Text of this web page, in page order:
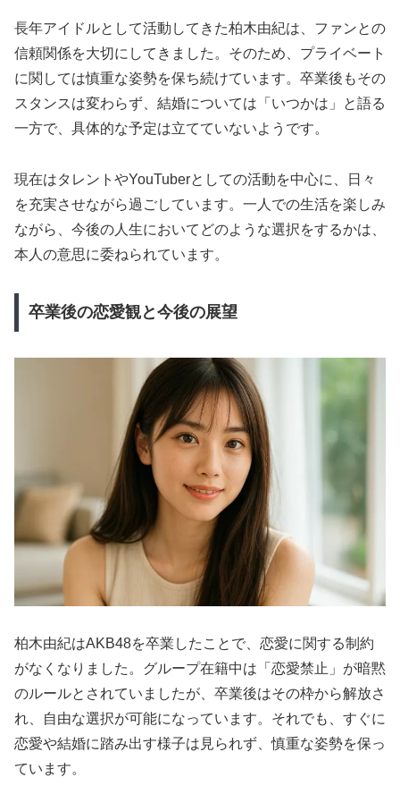
長年アイドルとして活動してきた柏木由紀は、ファンとの
信頼関係を大切にしてきました。そのため、プライベート
に関しては慎重な姿勢を保ち続けています。卒業後もその
スタンスは変わらず、結婚については「いつかは」と語る
一方で、具体的な予定は立てていないようです。
現在はタレントやYouTuberとしての活動を中心に、日々
を充実させながら過ごしています。一人での生活を楽しみ
ながら、今後の人生においてどのような選択をするかは、
本人の意思に委ねられています。
卒業後の恋愛観と今後の展望
柏木由紀はAKB48を卒業したことで、恋愛に関する制約
がなくなりました。グループ在籍中は「恋愛禁止」が暗黙
のルールとされていましたが、卒業後はその枠から解放さ
れ、自由な選択が可能になっています。それでも、すぐに
恋愛や結婚に踏み出す様子は見られず、慎重な姿勢を保っ
ています。